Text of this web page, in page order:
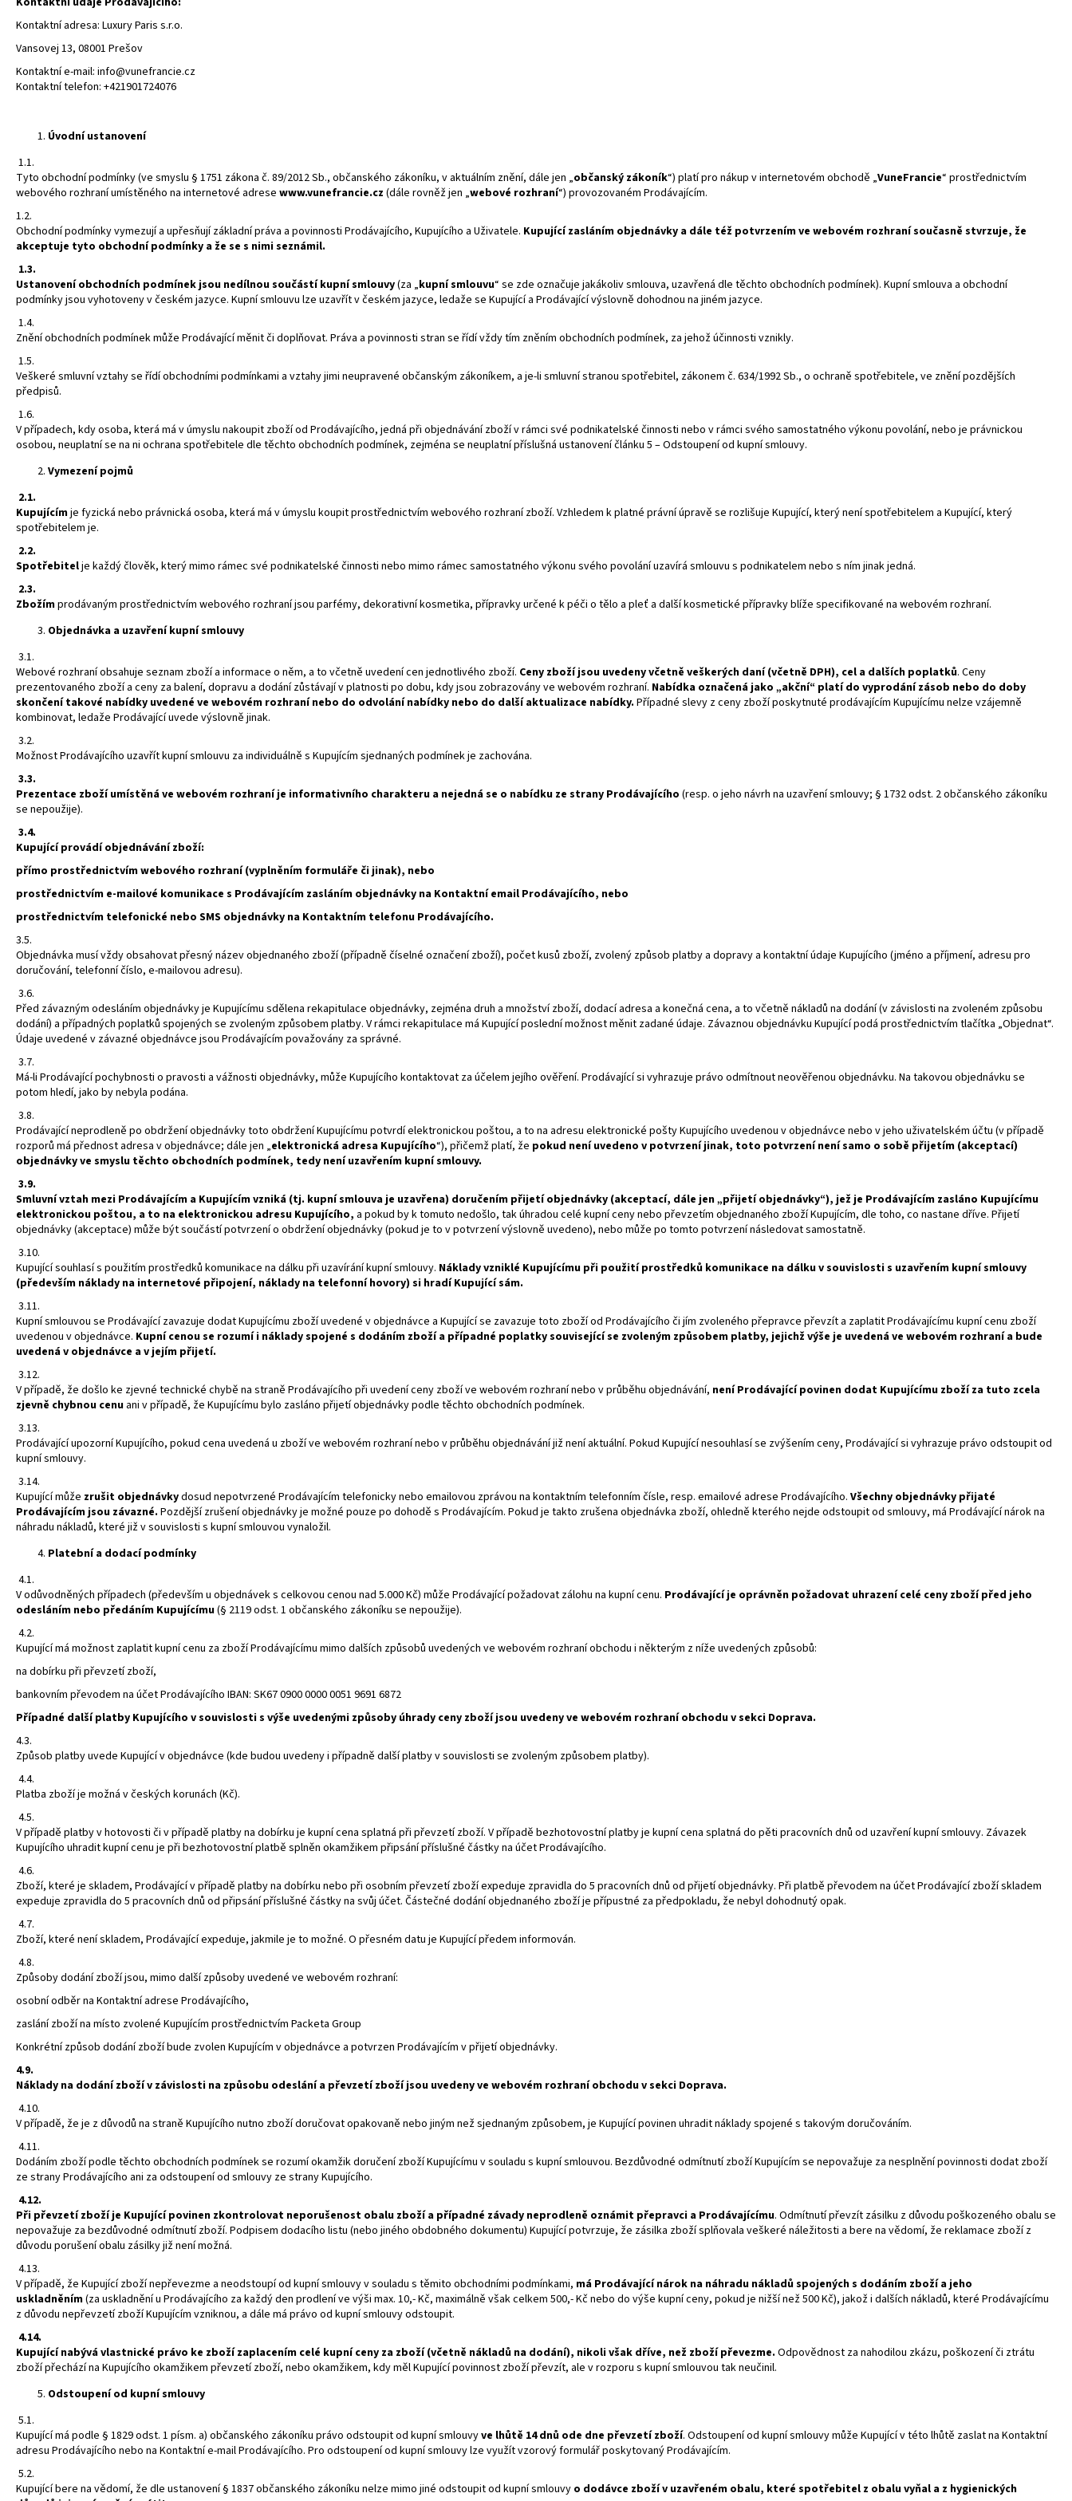
Kontaktní adresa: Luxury Paris s.r.o.
Vansovej 13, 08001 Prešov
Kontaktní e-mail: info@vunefrancie.cz
Kontaktní telefon: +421901724076
Úvodní ustanovení
1.1.
Tyto obchodní podmínky (ve smyslu § 1751 zákona č. 89/2012 Sb., občanského zákoníku, v aktuálním znění, dále jen „občanský zákoník“) platí pro nákup v internetovém obchodě „VuneFrancie“ prostřednictvím
webového rozhraní umístěného na internetové adrese www.vunefrancie.cz (dále rovněž jen „webové rozhraní“) provozovaném Prodávajícím.
1.2.
Obchodní podmínky vymezují a upřesňují základní práva a povinnosti Prodávajícího, Kupujícího a Uživatele. Kupující zasláním objednávky a dále též potvrzením ve webovém rozhraní současně stvrzuje, že
akceptuje tyto obchodní podmínky a že se s nimi seznámil.
1.3.
Ustanovení obchodních podmínek jsou nedílnou součástí kupní smlouvy(za „kupní smlouvu“ se zde označuje jakákoliv smlouva, uzavřená dle těchto obchodních podmínek). Kupní smlouva a obchodní
podmínky jsou vyhotoveny v českém jazyce. Kupní smlouvu lze uzavřít v českém jazyce, ledaže se Kupující a Prodávající výslovně dohodnou na jiném jazyce.
1.4.
Znění obchodních podmínek může Prodávající měnit či doplňovat. Práva a povinnosti stran se řídí vždy tím zněním obchodních podmínek, za jehož účinnosti vznikly.
1.5.
Veškeré smluvní vztahy se řídí obchodními podmínkami a vztahy jimi neupravené občanským zákoníkem, a je-li smluvní stranou spotřebitel, zákonem č. 634/1992 Sb., o ochraně spotřebitele, ve znění pozdějších
předpisů.
1.6.
V případech, kdy osoba, která má v úmyslu nakoupit zboží od Prodávajícího, jedná při objednávání zboží v rámci své podnikatelské činnosti nebo v rámci svého samostatného výkonu povolání, nebo je právnickou
osobou, neuplatní se na ni ochrana spotřebitele dle těchto obchodních podmínek, zejména se neuplatní příslušná ustanovení článku 5 – Odstoupení od kupní smlouvy.
Vymezení pojmů
2.1.
Kupujícímje fyzická nebo právnická osoba, která má v úmyslu koupit prostřednictvím webového rozhraní zboží. Vzhledem k platné právní úpravě se rozlišuje Kupující, který není spotřebitelem a Kupující, který
spotřebitelem je.
2.2.
Spotřebitelje každý člověk, který mimo rámec své podnikatelské činnosti nebo mimo rámec samostatného výkonu svého povolání uzavírá smlouvu s podnikatelem nebo s ním jinak jedná.
2.3.
Zbožímprodávaným prostřednictvím webového rozhraní jsou parfémy, dekorativní kosmetika, přípravky určené k péči o tělo a pleť a další kosmetické přípravky blíže specifikované na webovém rozhraní.
Objednávka a uzavření kupní smlouvy
3.1.
Webové rozhraní obsahuje seznam zboží a informace o něm, a to včetně uvedení cen jednotlivého zboží. Ceny zboží jsou uvedeny včetně veškerých daní (včetně DPH), cel a dalších poplatků. Ceny
prezentovaného zboží a ceny za balení, dopravu a dodání zůstávají v platnosti po dobu, kdy jsou zobrazovány ve webovém rozhraní. Nabídka označená jako „akční“ platí do vyprodání zásob nebo do doby
skončení takové nabídky uvedené ve webovém rozhraní nebo do odvolání nabídky nebo do další aktualizace nabídky. Případné slevy z ceny zboží poskytnuté prodávajícím Kupujícímu nelze vzájemně
kombinovat, ledaže Prodávající uvede výslovně jinak.
3.2.
Možnost Prodávajícího uzavřít kupní smlouvu za individuálně s Kupujícím sjednaných podmínek je zachována.
3.3.
Prezentace zboží umístěná ve webovém rozhraní je informativního charakteru a nejedná se o nabídku ze strany Prodávajícího (resp. o jeho návrh na uzavření smlouvy; § 1732 odst. 2 občanského zákoníku
se nepoužije).
3.4.
Kupující provádí objednávání zboží:
přímo prostřednictvím webového rozhraní (vyplněním formuláře či jinak), nebo
prostřednictvím e-mailové komunikace s Prodávajícím zasláním objednávky na Kontaktní email Prodávajícího, nebo
prostřednictvím telefonické nebo SMS objednávky na Kontaktním telefonu Prodávajícího.
3.5.
Objednávka musí vždy obsahovat přesný název objednaného zboží (případně číselné označení zboží), počet kusů zboží, zvolený způsob platby a dopravy a kontaktní údaje Kupujícího (jméno a příjmení, adresu pro
doručování, telefonní číslo, e-mailovou adresu).
3.6.
Před závazným odesláním objednávky je Kupujícímu sdělena rekapitulace objednávky, zejména druh a množství zboží, dodací adresa a konečná cena, a to včetně nákladů na dodání (v závislosti na zvoleném způsobu
dodání) a případných poplatků spojených se zvoleným způsobem platby. V rámci rekapitulace má Kupující poslední možnost měnit zadané údaje. Závaznou objednávku Kupující podá prostřednictvím tlačítka „Objednat“.
Údaje uvedené v závazné objednávce jsou Prodávajícím považovány za správné.
3.7.
Má-li Prodávající pochybnosti o pravosti a vážnosti objednávky, může Kupujícího kontaktovat za účelem jejího ověření. Prodávající si vyhrazuje právo odmítnout neověřenou objednávku. Na takovou objednávku se
potom hledí, jako by nebyla podána.
3.8.
Prodávající neprodleně po obdržení objednávky toto obdržení Kupujícímu potvrdí elektronickou poštou, a to na adresu elektronické pošty Kupujícího uvedenou v objednávce nebo v jeho uživatelském účtu (v případě
rozporů má přednost adresa v objednávce; dále jen „elektronická adresa Kupujícího“), přičemž platí, že pokud není uvedeno v potvrzení jinak, toto potvrzení není samo o sobě přijetím (akceptací)
objednávky ve smyslu těchto obchodních podmínek, tedy není uzavřením kupní smlouvy.
3.9.
Smluvní vztah mezi Prodávajícím a Kupujícím vzniká (tj. kupní smlouva je uzavřena) doručením přijetí objednávky (akceptací, dále jen „přijetí objednávky“), jež je Prodávajícím zasláno Kupujícímu
elektronickou poštou, a to na elektronickou adresu Kupujícího, a pokud by k tomuto nedošlo, tak úhradou celé kupní ceny nebo převzetím objednaného zboží Kupujícím, dle toho, co nastane dříve. Přijetí
objednávky (akceptace) může být součástí potvrzení o obdržení objednávky (pokud je to v potvrzení výslovně uvedeno), nebo může po tomto potvrzení následovat samostatně.
3.10.
Kupující souhlasí s použitím prostředků komunikace na dálku při uzavírání kupní smlouvy. Náklady vzniklé Kupujícímu při použití prostředků komunikace na dálku v souvislosti s uzavřením kupní smlouvy
(především náklady na internetové připojení, náklady na telefonní hovory) si hradí Kupující sám.
3.11.
Kupní smlouvou se Prodávající zavazuje dodat Kupujícímu zboží uvedené v objednávce a Kupující se zavazuje toto zboží od Prodávajícího či jím zvoleného přepravce převzít a zaplatit Prodávajícímu kupní cenu zboží
uvedenou v objednávce. Kupní cenou se rozumí i náklady spojené s dodáním zboží a případné poplatky související se zvoleným způsobem platby, jejichž výše je uvedená ve webovém rozhraní a bude
uvedená v objednávce a v jejím přijetí.
3.12.
V případě, že došlo ke zjevné technické chybě na straně Prodávajícího při uvedení ceny zboží ve webovém rozhraní nebo v průběhu objednávání, není Prodávající povinen dodat Kupujícímu zboží za tuto zcela
zjevně chybnou cenu ani v případě, že Kupujícímu bylo zasláno přijetí objednávky podle těchto obchodních podmínek.
3.13.
Prodávající upozorní Kupujícího, pokud cena uvedená u zboží ve webovém rozhraní nebo v průběhu objednávání již není aktuální. Pokud Kupující nesouhlasí se zvýšením ceny, Prodávající si vyhrazuje právo odstoupit od
kupní smlouvy.
3.14.
Kupující může zrušit objednávkydosud nepotvrzené Prodávajícím telefonicky nebo emailovou zprávou na kontaktním telefonním čísle, resp. emailové adrese Prodávajícího. Všechny objednávky přijaté
Prodávajícím jsou závazné. Pozdější zrušení objednávky je možné pouze po dohodě s Prodávajícím. Pokud je takto zrušena objednávka zboží, ohledně kterého nejde odstoupit od smlouvy, má Prodávající nárok na
náhradu nákladů, které již v souvislosti s kupní smlouvou vynaložil.
Platební a dodací podmínky
4.1.
V odůvodněných případech (především u objednávek s celkovou cenou nad 5.000 Kč) může Prodávající požadovat zálohu na kupní cenu. Prodávající je oprávněn požadovat uhrazení celé ceny zboží před jeho
odesláním nebo předáním Kupujícímu(§ 2119 odst. 1 občanského zákoníku se nepoužije).
4.2.
Kupující má možnost zaplatit kupní cenu za zboží Prodávajícímu mimo dalších způsobů uvedených ve webovém rozhraní obchodu i některým z níže uvedených způsobů:
na dobírku při převzetí zboží,
bankovním převodem na účet Prodávajícího IBAN: SK67 0900 0000 0051 9691 6872
Případné další platby Kupujícího v souvislosti s výše uvedenými způsoby úhrady ceny zboží jsou uvedeny ve webovém rozhraní obchodu v sekci Doprava.
4.3.
Způsob platby uvede Kupující v objednávce (kde budou uvedeny i případně další platby v souvislosti se zvoleným způsobem platby).
4.4.
Platba zboží je možná v českých korunách (Kč).
4.5.
V případě platby v hotovosti či v případě platby na dobírku je kupní cena splatná při převzetí zboží. V případě bezhotovostní platby je kupní cena splatná do pěti pracovních dnů od uzavření kupní smlouvy. Závazek
Kupujícího uhradit kupní cenu je při bezhotovostní platbě splněn okamžikem připsání příslušné částky na účet Prodávajícího.
4.6.
Zboží, které je skladem, Prodávající v případě platby na dobírku nebo při osobním převzetí zboží expeduje zpravidla do 5 pracovních dnů od přijetí objednávky. Při platbě převodem na účet Prodávající zboží skladem
expeduje zpravidla do 5 pracovních dnů od připsání příslušné částky na svůj účet. Částečné dodání objednaného zboží je přípustné za předpokladu, že nebyl dohodnutý opak.
4.7.
Zboží, které není skladem, Prodávající expeduje, jakmile je to možné. O přesném datu je Kupující předem informován.
4.8.
Způsoby dodání zboží jsou, mimo další způsoby uvedené ve webovém rozhraní:
osobní odběr na Kontaktní adrese Prodávajícího,
zaslání zboží na místo zvolené Kupujícím prostřednictvím Packeta Group
Konkrétní způsob dodání zboží bude zvolen Kupujícím v objednávce a potvrzen Prodávajícím v přijetí objednávky.
4.9.
Náklady na dodání zboží v závislosti na způsobu odeslání a převzetí zboží jsou uvedeny ve webovém rozhraní obchodu v sekci Doprava.
4.10.
V případě, že je z důvodů na straně Kupujícího nutno zboží doručovat opakovaně nebo jiným než sjednaným způsobem, je Kupující povinen uhradit náklady spojené s takovým doručováním.
4.11.
Dodáním zboží podle těchto obchodních podmínek se rozumí okamžik doručení zboží Kupujícímu v souladu s kupní smlouvou. Bezdůvodné odmítnutí zboží Kupujícím se nepovažuje za nesplnění povinnosti dodat zboží
ze strany Prodávajícího ani za odstoupení od smlouvy ze strany Kupujícího.
4.12.
Při převzetí zboží je Kupující povinen zkontrolovat neporušenost obalu zboží a případné závady neprodleně oznámit přepravci a Prodávajícímu. Odmítnutí převzít zásilku z důvodu poškozeného obalu se
nepovažuje za bezdůvodné odmítnutí zboží. Podpisem dodacího listu (nebo jiného obdobného dokumentu) Kupující potvrzuje, že zásilka zboží splňovala veškeré náležitosti a bere na vědomí, že reklamace zboží z
důvodu porušení obalu zásilky již není možná.
4.13.
V případě, že Kupující zboží nepřevezme a neodstoupí od kupní smlouvy v souladu s těmito obchodními podmínkami, má Prodávající nárok na náhradu nákladů spojených s dodáním zboží a jeho
uskladněním(za uskladnění u Prodávajícího za každý den prodlení ve výši max. 10,- Kč, maximálně však celkem 500,- Kč nebo do výše kupní ceny, pokud je nižší než 500 Kč), jakož i dalších nákladů, které Prodávajícímu
z důvodu nepřevzetí zboží Kupujícím vzniknou, a dále má právo od kupní smlouvy odstoupit.
4.14.
Kupující nabývá vlastnické právo ke zboží zaplacením celé kupní ceny za zboží (včetně nákladů na dodání), nikoli však dříve, než zboží převezme. Odpovědnost za nahodilou zkázu, poškození či ztrátu
zboží přechází na Kupujícího okamžikem převzetí zboží, nebo okamžikem, kdy měl Kupující povinnost zboží převzít, ale v rozporu s kupní smlouvou tak neučinil.
Odstoupení od kupní smlouvy
5.1.
Kupující má podle § 1829 odst. 1 písm. a) občanského zákoníku právo odstoupit od kupní smlouvyve lhůtě 14 dnů ode dne převzetí zboží. Odstoupení od kupní smlouvy může Kupující v této lhůtě zaslat na Kontaktní
adresu Prodávajícího nebo na Kontaktní e-mail Prodávajícího. Pro odstoupení od kupní smlouvy lze využít vzorový formulář poskytovaný Prodávajícím.
5.2.
Kupující bere na vědomí, že dle ustanovení § 1837 občanského zákoníku nelze mimo jiné odstoupit od kupní smlouvy o dodávce zboží v uzavřeném obalu, které spotřebitel z obalu vyňal a z hygienických